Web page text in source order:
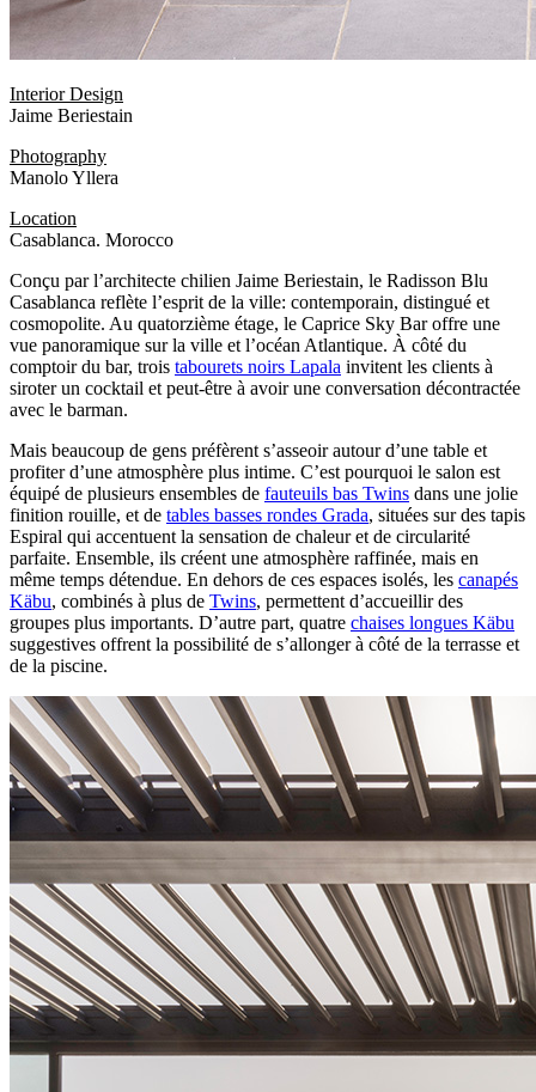
Interior Design
Jaime Beriestain
Photography
Manolo Yllera
Location
Casablanca. Morocco
Conçu par l’architecte chilien Jaime Beriestain, le Radisson Blu
Casablanca reflète l’esprit de la ville: contemporain, distingué et
cosmopolite. Au quatorzième étage, le Caprice Sky Bar offre une
vue panoramique sur la ville et l’océan Atlantique. À côté du
comptoir du bar, trois tabourets noirs Lapala invitent les clients à
siroter un cocktail et peut-être à avoir une conversation décontractée
avec le barman.
Mais beaucoup de gens préfèrent s’asseoir autour d’une table et
profiter d’une atmosphère plus intime. C’est pourquoi le salon est
équipé de plusieurs ensembles de fauteuils bas Twins dans une jolie
finition rouille, et de tables basses rondes Grada, situées sur des tapis
Espiral qui accentuent la sensation de chaleur et de circularité
parfaite. Ensemble, ils créent une atmosphère raffinée, mais en
même temps détendue. En dehors de ces espaces isolés, les canapés
Käbu, combinés à plus de Twins, permettent d’accueillir des
groupes plus importants. D’autre part, quatre chaises longues Käbu
suggestives offrent la possibilité de s’allonger à côté de la terrasse et
de la piscine.